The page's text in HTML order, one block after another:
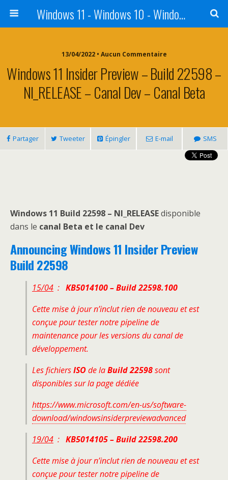
Windows 11 - Windows 10 - Windows 8 - Windows 7 - VISTA
13/04/2022 • Aucun Commentaire
Windows 11 Insider Preview – Build 22598 –
NI_RELEASE – Canal Dev – Canal Beta
Partager Tweeter Épingler E-mail SMS
Windows 11 Build 22598 – NI_RELEASEdisponible
dans le canal Beta et le canal Dev
Announcing Windows 11 Insider Preview
Build 22598
15/04 : KB5014100 – Build 22598.100
Cette mise à jour n’inclut rien de nouveau et est
conçue pour tester notre pipeline de
maintenance pour les versions du canal de
développement.
Les fichiersISOde laBuild 22598sont
disponibles sur la page dédiée
https://www.microsoft.com/en-us/software-
download/windowsinsiderpreviewadvanced
19/04 : KB5014105 – Build 22598.200
Cette mise à jour n’inclut rien de nouveau et est
conçue pour tester notre pipeline de